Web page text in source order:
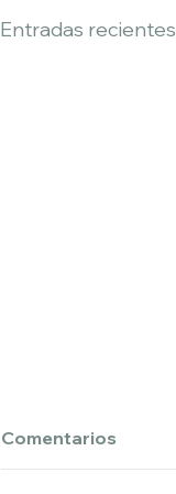
Entradas recientes
Comentarios